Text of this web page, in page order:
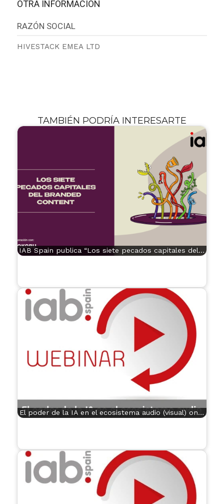
OTRA INFORMACIÓN
RAZÓN SOCIAL
HIVESTACK EMEA LTD
TAMBIÉN PODRÍA INTERESARTE
IAB Spain publica “Los siete pecados capitales del…
El poder de la IA en el ecosistema audio (visual) on…